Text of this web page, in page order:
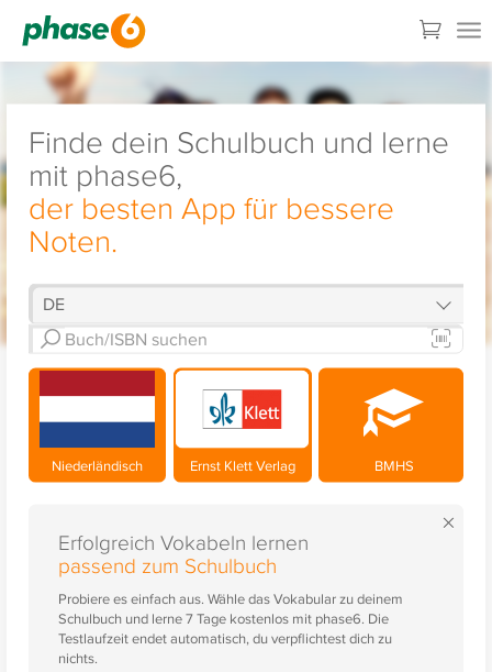
Finde dein Schulbuch und lerne
mit phase6,
der besten App für bessere
Noten.
Niederländisch Ernst Klett Verlag BMHS
×
Erfolgreich Vokabeln lernen
passend zum Schulbuch
Probiere es einfach aus. Wähle das Vokabular zu deinem
Schulbuch und lerne 7 Tage kostenlos mit phase6. Die
Testlaufzeit endet automatisch, du verpflichtest dich zu
nichts.